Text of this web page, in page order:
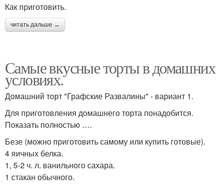
Как приготовить.
читать дальше →
Самые вкусные торты в домашних
условиях.
Домашний торт "Графские Развалины" - вариант 1.
Для приготовления домашнего торта понадобится.
Показать полностью ….
Безе (можно приготовить самому или купить готовые).
4 яичных белка.
1, 5-2 ч. л. ванильного сахара.
1 стакан обычного.